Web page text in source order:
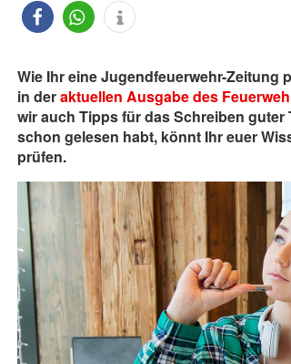
Wie Ihr eine Jugendfeuerwehr-Zeitung
in deraktuellen Ausgabe des
wir auch Tipps für das Schreiben guter
schon gelesen habt, könnt Ihr euer
prüfen.